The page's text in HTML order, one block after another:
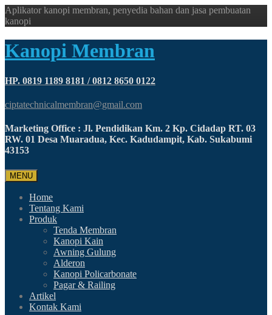
Aplikator kanopi membran, penyedia bahan dan jasa pembuatan
kanopi
Kanopi Membran
HP. 0819 1189 8181 / 0812 8650 0122
ciptatechnicalmembran@gmail.com
Marketing Office : Jl. Pendidikan Km. 2 Kp. Cidadap RT. 03
RW. 01 Desa Muaradua, Kec. Kadudampit, Kab. Sukabumi
43153
MENU
Home
Tentang Kami
Produk
Tenda Membran
Kanopi Kain
Awning Gulung
Alderon
Kanopi Policarbonate
Pagar & Railing
Artikel
Kontak Kami